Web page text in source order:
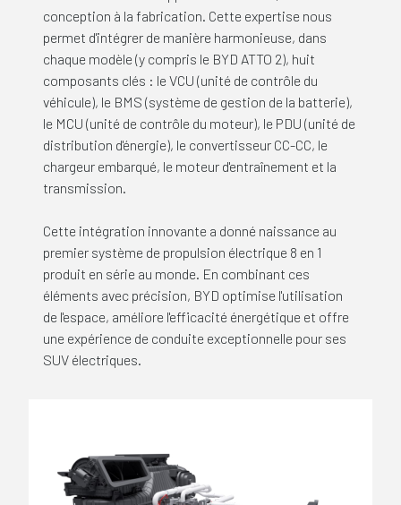
conception à la fabrication. Cette expertise nous
permet d'intégrer de manière harmonieuse, dans
chaque modèle (y compris le BYD ATTO 2), huit
composants clés : le VCU (unité de contrôle du
véhicule), le BMS (système de gestion de la batterie),
le MCU (unité de contrôle du moteur), le PDU (unité de
distribution d'énergie), le convertisseur CC-CC, le
chargeur embarqué, le moteur d'entraînement et la
transmission.
Cette intégration innovante a donné naissance au
premier système de propulsion électrique 8 en 1
produit en série au monde. En combinant ces
éléments avec précision, BYD optimise l'utilisation
de l'espace, améliore l'efficacité énergétique et offre
une expérience de conduite exceptionnelle pour ses
SUV électriques.